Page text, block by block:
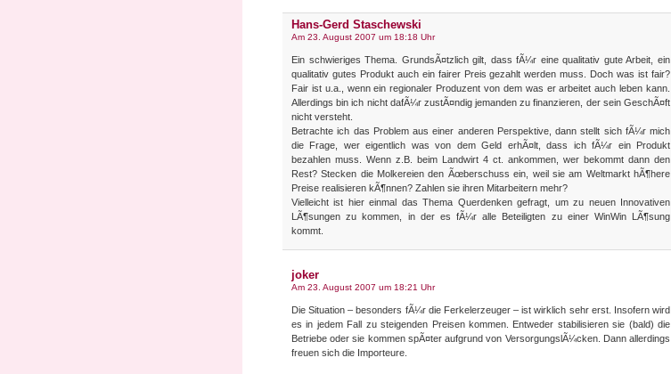
Hans-Gerd Staschewski
Am 23. August 2007 um 18:18 Uhr
Ein schwieriges Thema. GrundsÃ¤tzlich gilt, dass fÃ¼r eine qualitativ gute Arbeit, ein
qualitativ gutes Produkt auch ein fairer Preis gezahlt werden muss. Doch was ist fair?
Fair ist u.a., wenn ein regionaler Produzent von dem was er arbeitet auch leben kann.
Allerdings bin ich nicht dafÃ¼r zustÃ¤ndig jemanden zu finanzieren, der sein GeschÃ¤ft
nicht versteht.
Betrachte ich das Problem aus einer anderen Perspektive, dann stellt sich fÃ¼r mich
die Frage, wer eigentlich was von dem Geld erhÃ¤lt, dass ich fÃ¼r ein Produkt
bezahlen muss. Wenn z.B. beim Landwirt 4 ct. ankommen, wer bekommt dann den
Rest? Stecken die Molkereien den Ãœberschuss ein, weil sie am Weltmarkt hÃ¶here
Preise realisieren kÃ¶nnen? Zahlen sie ihren Mitarbeitern mehr?
Vielleicht ist hier einmal das Thema Querdenken gefragt, um zu neuen Innovativen
LÃ¶sungen zu kommen, in der es fÃ¼r alle Beteiligten zu einer WinWin LÃ¶sung
kommt.
joker
Am 23. August 2007 um 18:21 Uhr
Die Situation – besonders fÃ¼r die Ferkelerzeuger – ist wirklich sehr erst. Insofern wird
es in jedem Fall zu steigenden Preisen kommen. Entweder stabilisieren sie (bald) die
Betriebe oder sie kommen spÃ¤ter aufgrund von VersorgungslÃ¼cken. Dann allerdings
freuen sich die Importeure.